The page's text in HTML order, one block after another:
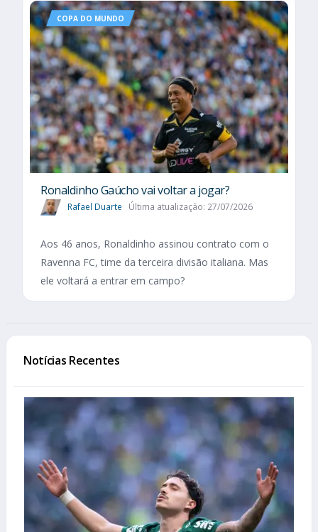
COPA DO MUNDO
Ronaldinho Gaúcho vai voltar a jogar?
Rafael Duarte Última atualização: 27/07/2026
Aos 46 anos, Ronaldinho assinou contrato com o
Ravenna FC, time da terceira divisão italiana. Mas
ele voltará a entrar em campo?
Notícias Recentes